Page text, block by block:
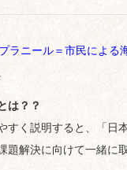
ラニール＝市民による
は？？
く説明すると、「日
解決に向けて一緒に